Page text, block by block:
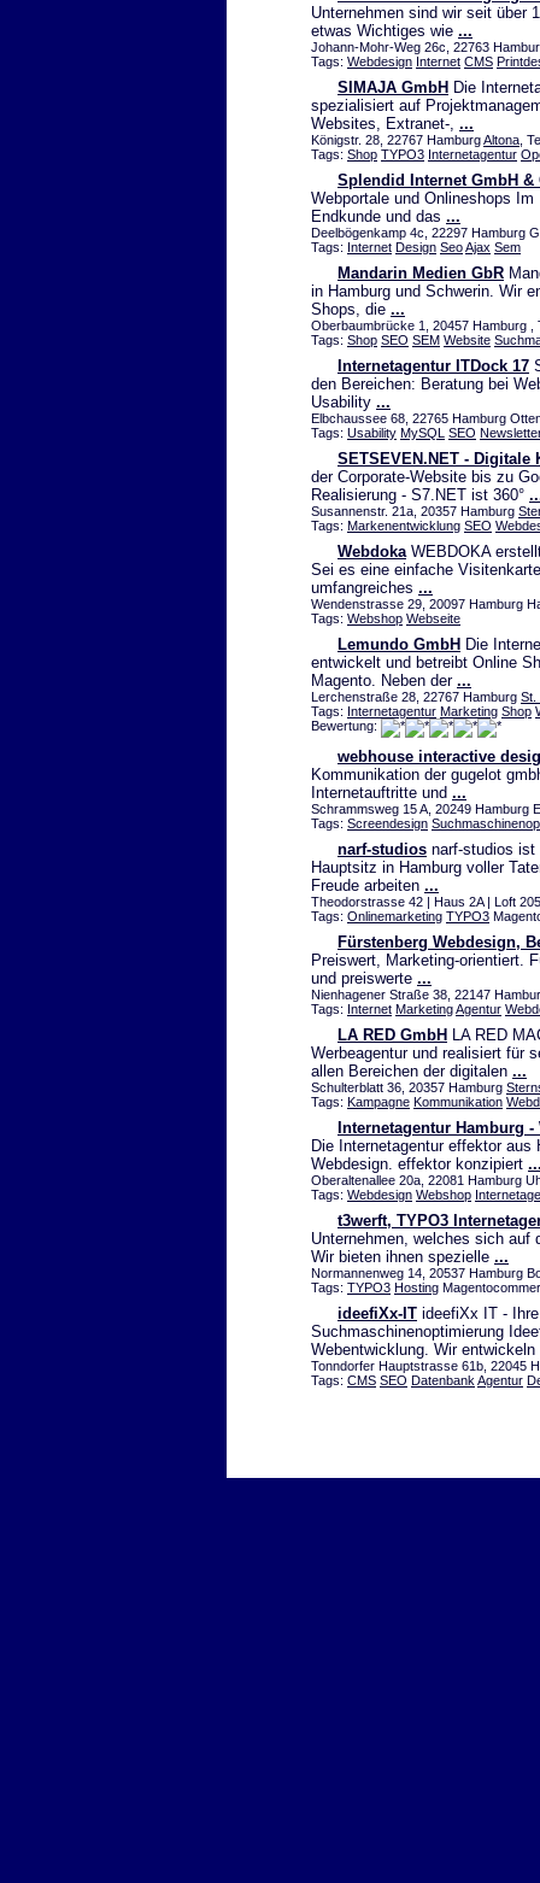
Unternehmen sind wir seit über
etwas Wichtiges wie ...
Johann-Mohr-Weg 26c, 22763
Tags: Webdesign Internet CMS
SIMAJA GmbH Die
spezialisiert auf
Websites, Extranet-, ...
Königstr. 28, 22767 HamburgAltona,
Tags: Shop TYPO3 Internetagentur
Splendid Internet GmbH &
Webportale und Onlineshops
Endkunde und das ...
Deelbögenkamp 4c, 22297 Hamburg
Tags: Internet Design SeoAjax Sem
Mandarin Medien GbR
in Hamburg und Schwerin. Wir
Shops, die ...
Oberbaumbrücke 1, 20457 Hamburg ,
Tags: Shop SEO SEM Website
Internetagentur ITDock 17
den Bereichen: Beratung bei
Usability ...
Elbchaussee 68, 22765 Hamburg
Tags: Usability MySQL SEO
SETSEVEN.NET -
der Corporate-Website bis zu
Realisierung - S7.NET ist 360°
Susannenstr. 21a, 20357 Hamburg
Tags: Markenentwicklung SEO
WebdokaWEBDOKA
Sei es eine einfache
umfangreiches ...
Wendenstrasse 29, 20097 Hamburg
Tags: Webshop Webseite
Lemundo GmbH Die
entwickelt und betreibt Online
Magento. Neben der ...
Lerchenstraße 28, 22767 Hamburg St.
Tags: Internetagentur Marketing Shop
Bewertung:
webhouse interactive
Kommunikation der gugelot
Internetauftritte und ...
Schrammsweg 15 A, 20249 Hamburg
Tags: Screendesign
narf-studios narf-studios ist
Hauptsitz in Hamburg voller
Freude arbeiten ...
Theodorstrasse 42 | Haus 2A | Loft
Tags: Onlinemarketing TYPO3
Fürstenberg Webdesign,
Preiswert, Marketing-orientiert.
und preiswerte ...
Nienhagener Straße 38, 22147
Tags: Internet MarketingAgentur
LA RED GmbH LA RED
Werbeagentur und realisiert für
allen Bereichen der digitalen ...
Schulterblatt 36, 20357 Hamburg
Tags: Kampagne Kommunikation
Internetagentur Hamburg
Die Internetagentur effektor
Webdesign. effektor konzipiert
Oberaltenallee 20a, 22081 Hamburg
Tags: Webdesign Webshop
t3werft, TYPO3
Unternehmen, welches sich auf
Wir bieten ihnen spezielle ...
Normannenweg 14, 20537 Hamburg
Tags: TYPO3 Hosting
ideefiXx-IT ideefiXx IT -
Suchmaschinenoptimierung
Webentwicklung. Wir
Tonndorfer Hauptstrasse 61b, 22045
Tags: CMS SEO DatenbankAgentur